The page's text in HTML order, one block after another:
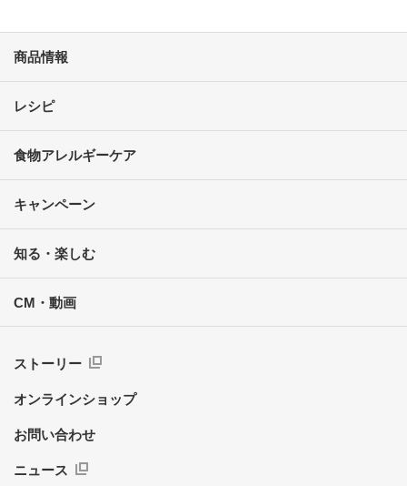
商品情報
レシピ
食物アレルギーケア
キャンペーン
知る・楽しむ
CM・動画
ストーリー
オンラインショップ
お問い合わせ
ニュース